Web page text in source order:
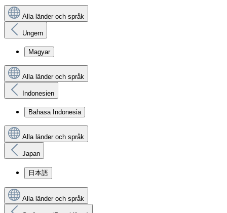
Alla länder och språk
Ungern
Magyar
Alla länder och språk
Indonesien
Bahasa Indonesia
Alla länder och språk
Japan
日本語
Alla länder och språk